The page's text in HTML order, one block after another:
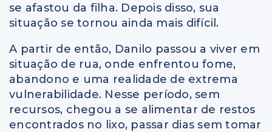
se afastou da filha. Depois disso, sua
situação se tornou ainda mais difícil.
A partir de então, Danilo passou a viver em
situação de rua, onde enfrentou fome,
abandono e uma realidade de extrema
vulnerabilidade. Nesse período, sem
recursos, chegou a se alimentar de restos
encontrados no lixo, passar dias sem tomar